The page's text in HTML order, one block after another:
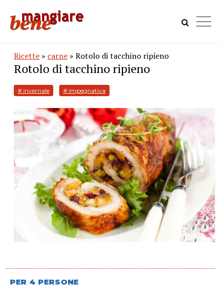
Ricette » carne » Rotolo di tacchino ripieno
Rotolo di tacchino ripieno
# invernale # impegnativa
PER 4 PERSONE